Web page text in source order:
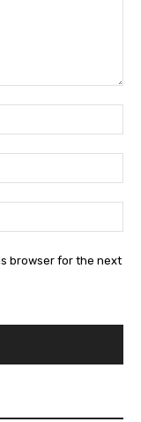
browser for the next